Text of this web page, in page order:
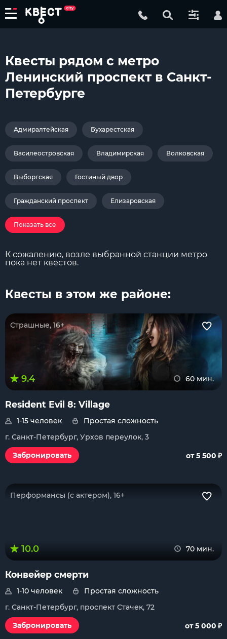
Квесты рядом с метро
Ленинский проспект в Санкт-
Петербурге
Адмиралтейская Бухарестская
Василеостровская Владимирская Волковская
Выборгская Гостиный двор
Гражданский проспект Елизаровская
Показать все
К сожалению, возле выбранной станции метро
пока нет квестов.
Квесты в этом же районе:
Страшные, 16+
9.4 60 мин.
Resident Evil 8: Village
1-15 человек
Простая сложность
г. Санкт-Петербург, Урхов переулок, 3
Забронировать
от 5 500 ₽
Перформансы (с актером), 16+
10.0 70 мин.
Конвейер смерти
1-10 человек
Простая сложность
г. Санкт-Петербург, проспект Стачек, 72
Забронировать
от 5 000 ₽